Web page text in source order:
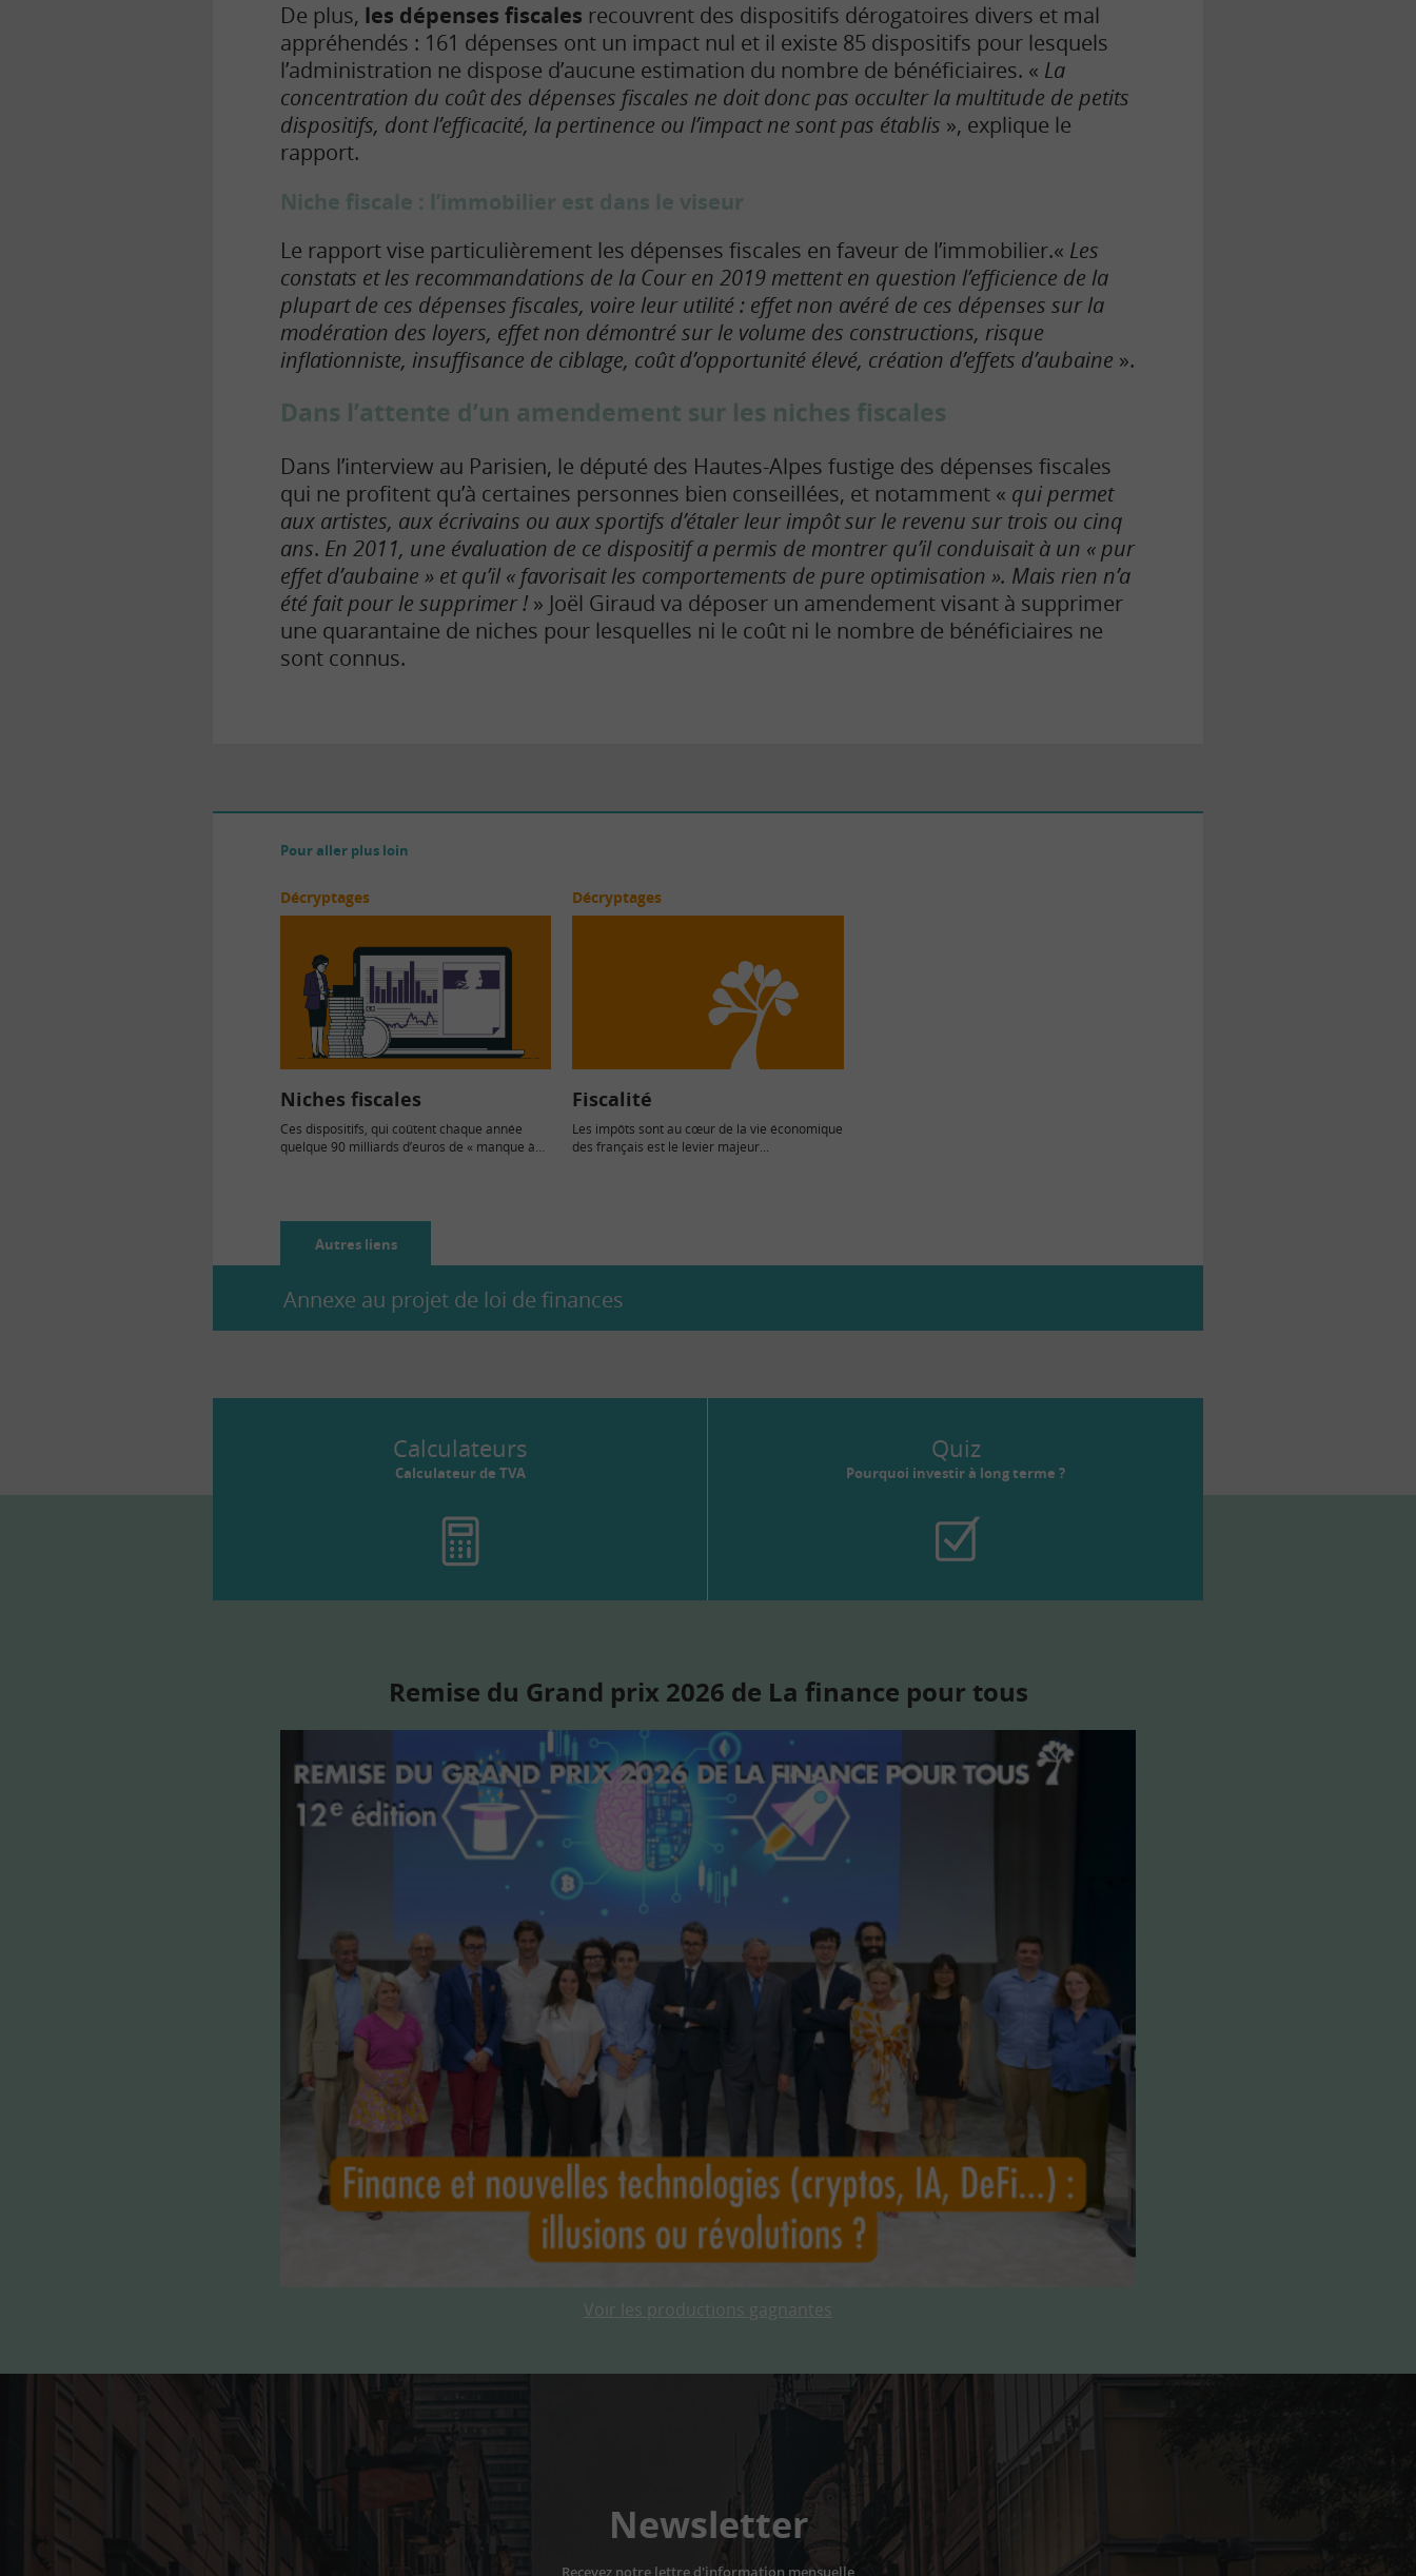
De plus, les dépenses fiscales recouvrent des dispositifs dérogatoires divers et mal
appréhendés : 161 dépenses ont un impact nul et il existe 85 dispositifs pour lesquels
l’administration ne dispose d’aucune estimation du nombre de bénéficiaires. « La
concentration du coût des dépenses fiscales ne doit donc pas occulter la multitude de petits
dispositifs, dont l’efficacité, la pertinence ou l’impact ne sont pas établis », explique le
rapport.
Niche fiscale : l’immobilier est dans le viseur
Le rapport vise particulièrement les dépenses fiscales en faveur de l’immobilier.« Les
constats et les recommandations de la Cour en 2019 mettent en question l’efficience de la
plupart de ces dépenses fiscales, voire leur utilité : effet non avéré de ces dépenses sur la
modération des loyers, effet non démontré sur le volume des constructions, risque
inflationniste, insuffisance de ciblage, coût d’opportunité élevé, création d’effets d’aubaine ».
Dans l’attente d’un amendement sur les niches fiscales
Dans l’interview au Parisien, le député des Hautes-Alpes fustige des dépenses fiscales
qui ne profitent qu’à certaines personnes bien conseillées, et notamment « qui permet
aux artistes, aux écrivains ou aux sportifs d’étaler leur impôt sur le revenu sur trois ou cinq
ans. En 2011, une évaluation de ce dispositif a permis de montrer qu’il conduisait à un « pur
effet d’aubaine » et qu’il « favorisait les comportements de pure optimisation ». Mais rien n’a
été fait pour le supprimer ! » Joël Giraud va déposer un amendement visant à supprimer
une quarantaine de niches pour lesquelles ni le coût ni le nombre de bénéficiaires ne
sont connus.
Pour aller plus loin
Décryptages
Niches fiscales
Ces dispositifs, qui coûtent chaque année
quelque 90 milliards d’euros de « manque à
Décryptages
Fiscalité
Les impôts sont au cœur de la vie économique
des français est le levier majeur...
Autres liens
Annexe au projet de loi de finances
Calculateurs
Calculateur de TVA
Quiz
Pourquoi investir à long terme ?
Remise du Grand prix 2026 de La finance pour tous
Voir les productions gagnantes
Newsletter
Recevez notre lettre d'information mensuelle